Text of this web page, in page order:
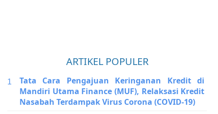
ARTIKEL POPULER
Tata Cara Pengajuan Keringanan Kredit di
Mandiri Utama Finance (MUF), Relaksasi Kredit
Nasabah Terdampak Virus Corona (COVID-19)